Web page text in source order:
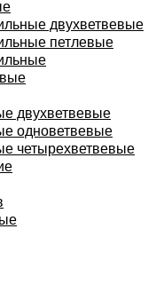
двухветвевые
петлевые
двухветвевые
одноветвевые
четырехветвевые